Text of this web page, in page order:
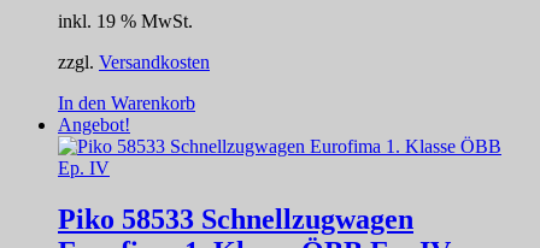
inkl. 19 % MwSt.
zzgl. Versandkosten
In den Warenkorb
Angebot!
Piko 58533 Schnellzugwagen